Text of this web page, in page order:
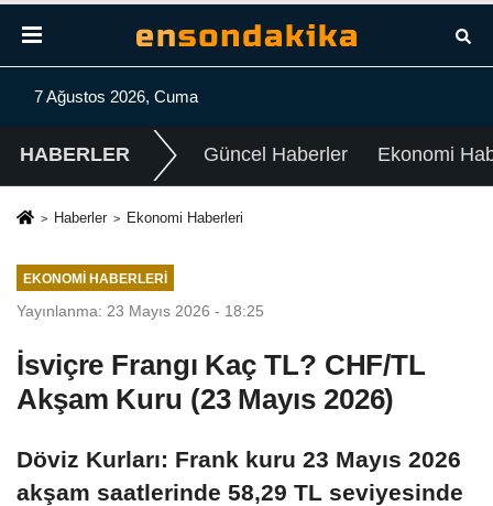
7 Ağustos 2026, Cuma
HABERLER Güncel Haberler Ekonomi
Haberler Ekonomi Haberleri
EKONOMI HABERLERI
Yayınlanma: 23 Mayıs 2026 - 18:25
İsviçre Frangı Kaç TL? CHF/TL
Akşam Kuru (23 Mayıs 2026)
Döviz Kurları: Frank kuru 23 Mayıs 2026
akşam saatlerinde 58,29 TL seviyesinde